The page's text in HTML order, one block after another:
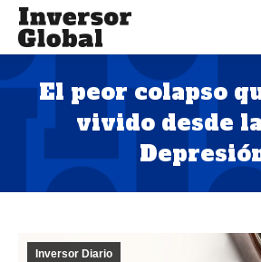
El peor colapso
vivido desde
Estás
Inversor Diario